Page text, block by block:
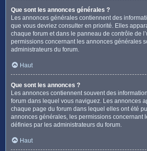
Que sont les annonces générales ?
Les annonces générales contiennent des
que vous devriez consulter en priorité. Elles
chaque forum et dans le panneau de contrôle de
permissions concernant les annonces générales
administrateurs du forum.
Haut
Que sont les annonces ?
Les annonces contiennent souvent des
forum dans lequel vous naviguez. Les annonces
chaque page du forum dans lequel elles ont été
annonces générales, les permissions concernant
définies par les administrateurs du forum.
Haut